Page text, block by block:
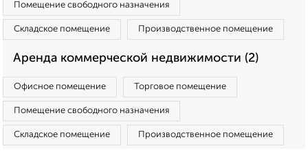
Помещение свободного назначения
Складское помещение Производственное помещение
Аренда коммерческой недвижимости (2)
Офисное помещение Торговое помещение
Помещение свободного назначения
Складское помещение Производственное помещение